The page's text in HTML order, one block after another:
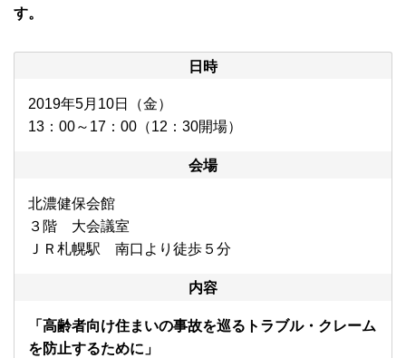
す。
日時
2019年5月10日（金）
13：00～17：00（12：30開場）
会場
北濃健保会館
３階 大会議室
ＪＲ札幌駅 南口より徒歩５分
内容
「高齢者向け住まいの事故を巡るトラブル・クレーム
を防止するために」